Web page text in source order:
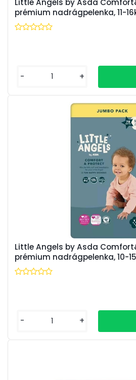
Little Angels by Asda
prémium nadrágpelenka, 11-
- +
Little Angels by Asda
prémium nadrágpelenka, 10-
- +